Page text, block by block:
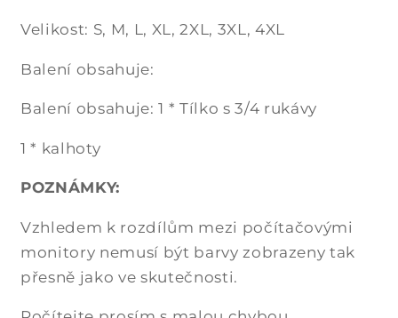
Velikost: S, M, L, XL, 2XL, 3XL, 4XL
Balení obsahuje:
Balení obsahuje: 1 * Tílko s 3/4 rukávy
1 * kalhoty
POZNÁMKY:
Vzhledem k rozdílům mezi počítačovými
monitory nemusí být barvy zobrazeny tak
přesně jako ve skutečnosti.